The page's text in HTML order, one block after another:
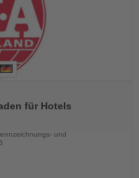
für Hotels
und